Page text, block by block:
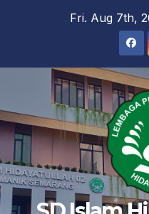
Fri. Aug 7th,